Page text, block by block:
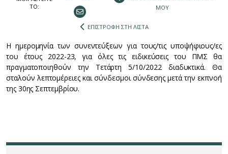
ΤΟ:
ΜΟΥ
ΕΠΙΣΤΡΟΦΗ ΣΤΗ ΛΙΣΤΑ
Η ημερομηνία των συνεντεύξεων για τους/τις υποψήφιους/ες
του έτους 2022-23, για όλες τις ειδικεύσεις του ΠΜΣ θα
πραγματοποιηθούν την Τετάρτη 5/10/2022 διαδυκτικά. Θα
σταλούν λεπτομέρειες και σύνδεσμοι σύνδεσης μετά την εκπνοή
της 30ης Σεπτεμβρίου.